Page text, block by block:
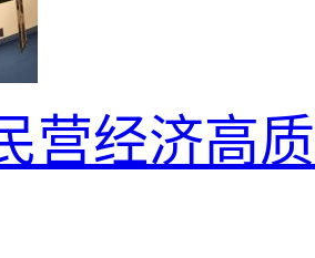
营经济高